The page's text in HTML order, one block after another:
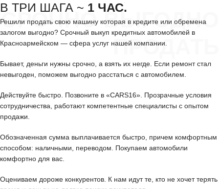
СРОЧНО ВЫГОДНО
ПРОДАТЬ
В ТРИ ШАГА ~ 1 ЧАС.
Решили продать свою машину которая в кредите или обремена
залогом выгодно? Срочный выкуп кредитных автомобилей в
Красноармейском — сфера услуг нашей компании.
Бывает, деньги нужны срочно, а взять их негде. Если ремонт стал
невыгоден, поможем выгодно расстаться с автомобилем.
Действуйте быстро. Позвоните в «CARS16». Прозрачные условия
сотрудничества, работают компетентные специалисты с опытом
продажи.
Обозначенная сумма выплачивается быстро, причем комфортным
способом: наличными, переводом. Покупаем автомобили
комфортно для вас.
Оцениваем дороже конкурентов. К нам идут те, кто не хочет терять